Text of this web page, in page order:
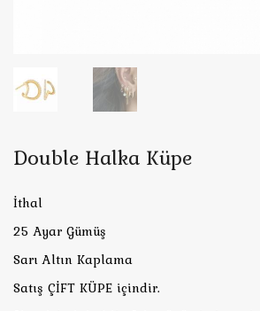
Double Halka Küpe
İthal
25 Ayar Gümüş
Sarı Altın Kaplama
Satış ÇİFT KÜPE içindir.